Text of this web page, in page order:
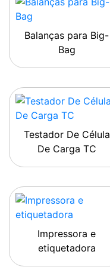
Balanças para Big-
Bag
Testador De Célula
De Carga TC
Impressora e
etiquetadora